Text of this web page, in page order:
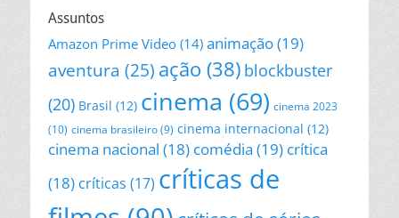
Assuntos
Amazon Prime Video (14) animação(19)
aventura (25) ação (38) blockbuster
(20) Brasil (12) cinema (69) cinema 2023
(10) cinema brasileiro (9) cinema internacional (12)
cinema nacional (18) comédia (19) crítica
(18) críticas (17) críticas de